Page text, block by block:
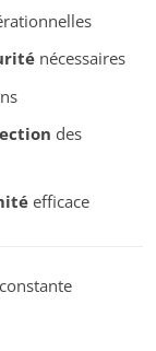
nécessaires
des
efficace